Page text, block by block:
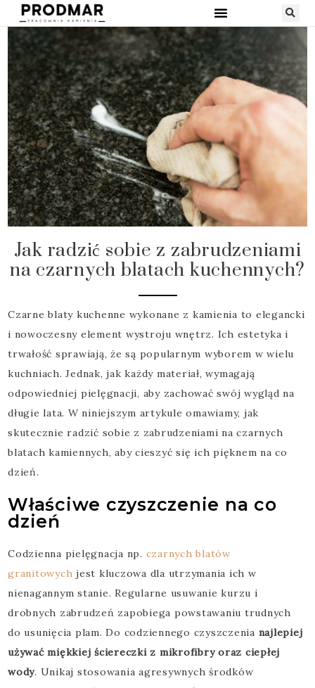
Jak radzić sobie z zabrudzeniami
na czarnych blatach kuchennych?
Czarne blaty kuchenne wykonane z kamienia to elegancki
i nowoczesny element wystroju wnętrz. Ich estetyka i
trwałość sprawiają, że są popularnym wyborem w wielu
kuchniach. Jednak, jak każdy materiał, wymagają
odpowiedniej pielęgnacji, aby zachować swój wygląd na
długie lata. W niniejszym artykule omawiamy, jak
skutecznie radzić sobie z zabrudzeniami na czarnych
blatach kamiennych, aby cieszyć się ich pięknem na co
dzień.
Właściwe czyszczenie na co
dzień
Codzienna pielęgnacja np. czarnych blatów
granitowych jest kluczowa dla utrzymania ich w
nienagannym stanie. Regularne usuwanie kurzu i
drobnych zabrudzeń zapobiega powstawaniu trudnych
do usunięcia plam. Do codziennego czyszczenia najlepiej
używać miękkiej ściereczki z mikrofibry oraz ciepłej
wody. Unikaj stosowania agresywnych środków